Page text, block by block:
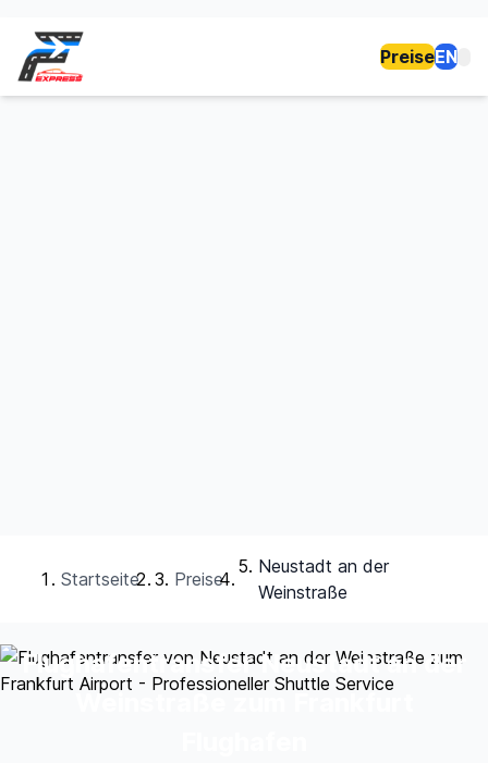
PreiseEN
Startseite Preise
Neustadt an der
Weinstraße
Flughafentransfer Neustadt an der
Weinstraße zum Frankfurt